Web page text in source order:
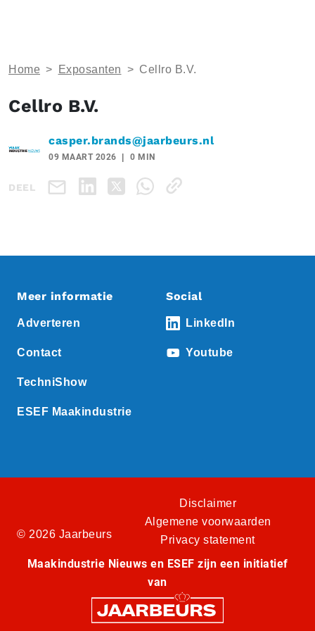
Home > Exposanten > Cellro B.V.
Cellro B.V.
casper.brands@jaarbeurs.nl
09 MAART 2026 0 MIN
DEEL
Meer informatie
Adverteren
Contact
TechniShow
ESEF Maakindustrie
Social
LinkedIn
Youtube
© 2026 Jaarbeurs
Disclaimer
Algemene voorwaarden
Privacy statement
Maakindustrie Nieuws en ESEF zijn een initiatief
van